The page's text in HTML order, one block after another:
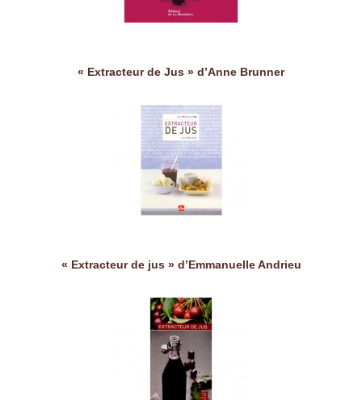
« Extracteur de Jus » d’Anne Brunner
« Extracteur de jus » d’Emmanuelle Andrieu